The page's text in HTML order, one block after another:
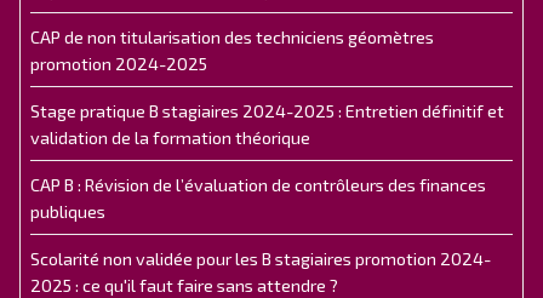
CAP de non titularisation des techniciens géomètres
promotion 2024-2025
Stage pratique B stagiaires 2024-2025 : Entretien définitif et
validation de la formation théorique
CAP B : Révision de l’évaluation de contrôleurs des finances
publiques
Scolarité non validée pour les B stagiaires promotion 2024-
2025 : ce qu'il faut faire sans attendre ?